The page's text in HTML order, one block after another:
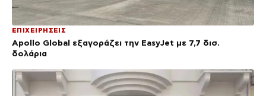
ΕΠΙΧΕΙΡΗΣΕΙΣ
Apollo Global εξαγοράζει την EasyJet με 7,7 δισ.
δολάρια